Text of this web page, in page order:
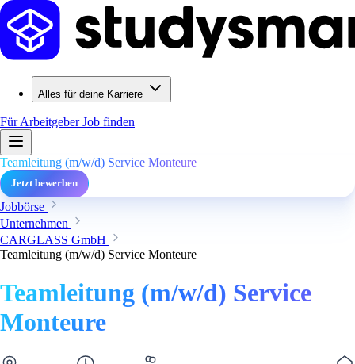
Alles für deine Karriere
Für ArbeitgeberJob finden
Teamleitung (m/w/d) Service Monteure
Jetzt bewerben
Jobbörse
Unternehmen
CARGLASS GmbH
Teamleitung (m/w/d) Service Monteure
Teamleitung (m/w/d) Service
Monteure